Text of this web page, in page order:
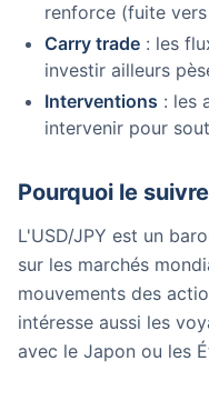
renforce (fuite
Carry trade : les
investir ailleurs
Interventions : les
intervenir pour
Pourquoi le
L'USD/JPY est un
sur les marchés
mouvements des
intéresse aussi les
avec le Japon ou les